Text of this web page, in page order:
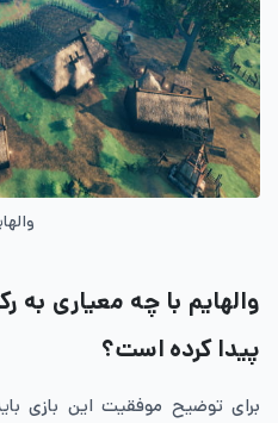
والهایم با چه معیاری به
پیدا کرده است؟